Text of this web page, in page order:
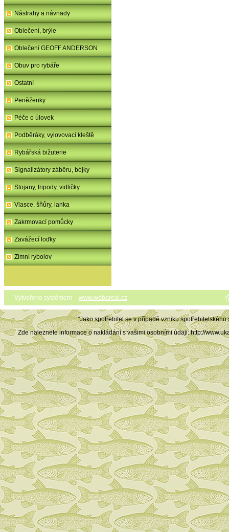
Nástrahy a návnady
Oblečení, brýle
Oblečení GEOFF ANDERSON
Obuv pro rybáře
Ostatní
Peněženky
Péče o úlovek
Podběráky, vylovovací kleště
Rybářská bižuterie
Signalizátory záběru, bójky
Stojany, tripody, vidličky
Vlasce, šňůry, lanka
Zakrmovací pomůcky
Zavážecí loďky
Zimní rybolov
Vytvořeno systémem www.webareal.cz
"Jako spotřebitel se v případě vzniku
Zde naleznete informace o nakládání s vašimi osobními údaji: http://